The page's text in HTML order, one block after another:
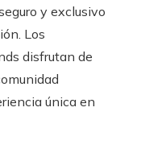
y exclusivo
Los
disfrutan de
única en